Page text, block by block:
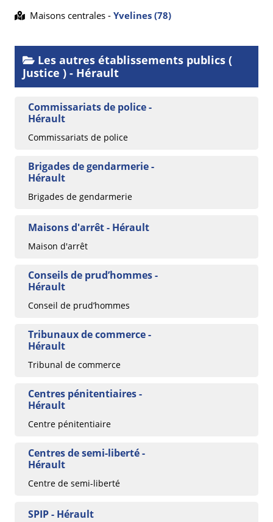
Maisons centrales - Yvelines (78)
Les autres établissements publics (
Justice ) - Hérault
Commissariats de police -
Hérault
Commissariats de police
Brigades de gendarmerie -
Hérault
Brigades de gendarmerie
Maisons d'arrêt - Hérault
Maison d'arrêt
Conseils de prud’hommes -
Hérault
Conseil de prud’hommes
Tribunaux de commerce -
Hérault
Tribunal de commerce
Centres pénitentiaires -
Hérault
Centre pénitentiaire
Centres de semi-liberté -
Hérault
Centre de semi-liberté
SPIP - Hérault